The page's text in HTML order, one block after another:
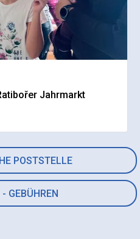
POSTSTELLE
GEBÜHREN
Jahrmarkt